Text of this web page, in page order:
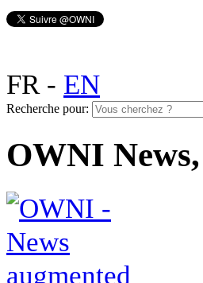
FR- EN
Recherche pour:
OWNI